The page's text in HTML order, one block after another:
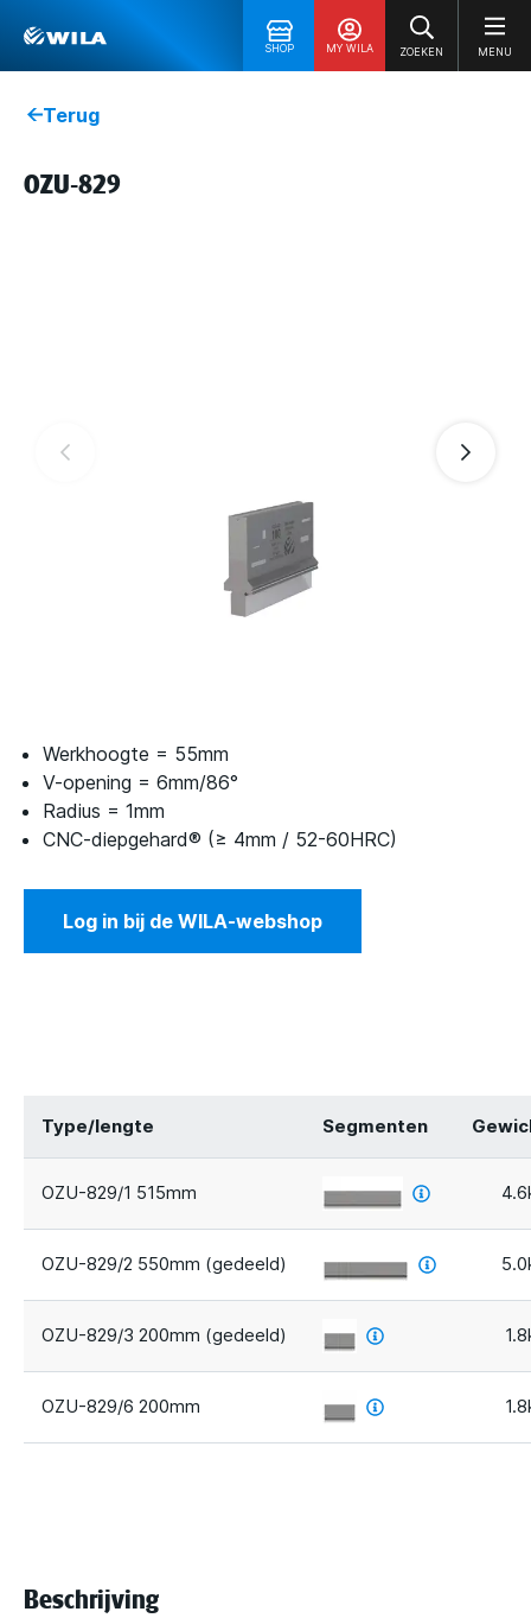
SHOP MY WILA ZOEKEN MENU
Terug
OZU-829
Werkhoogte = 55mm
V-opening = 6mm/86°
Radius = 1mm
CNC-diepgehard® (≥ 4mm / 52-60HRC)
Log in bij de WILA-webshop
Type/lengte Segmenten
OZU-829/1 515mm
OZU-829/2 550mm (gedeeld)
OZU-829/3 200mm (gedeeld)
OZU-829/6 200mm
Beschrijving